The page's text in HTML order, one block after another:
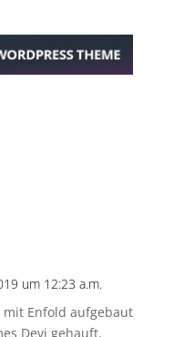
um 12:23 a.m.
mit Enfold aufgebaut
Devi gehauft.